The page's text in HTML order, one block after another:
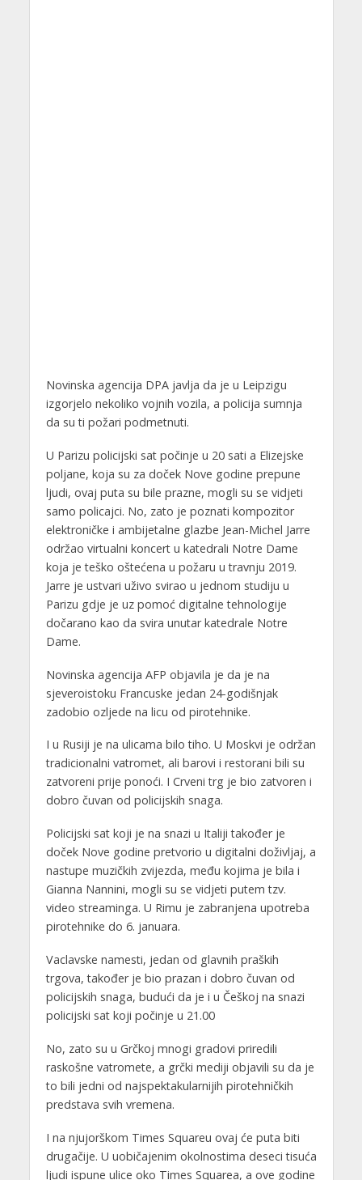
Novinska agencija DPA javlja da je u Leipzigu
izgorjelo nekoliko vojnih vozila, a policija sumnja
da su ti požari podmetnuti.
U Parizu policijski sat počinje u 20 sati a Elizejske
poljane, koja su za doček Nove godine prepune
ljudi, ovaj puta su bile prazne, mogli su se vidjeti
samo policajci. No, zato je poznati kompozitor
elektroničke i ambijetalne glazbe Jean-Michel Jarre
održao virtualni koncert u katedrali Notre Dame
koja je teško oštećena u požaru u travnju 2019.
Jarre je ustvari uživo svirao u jednom studiju u
Parizu gdje je uz pomoć digitalne tehnologije
dočarano kao da svira unutar katedrale Notre
Dame.
Novinska agencija AFP objavila je da je na
sjeveroistoku Francuske jedan 24-godišnjak
zadobio ozljede na licu od pirotehnike.
I u Rusiji je na ulicama bilo tiho. U Moskvi je održan
tradicionalni vatromet, ali barovi i restorani bili su
zatvoreni prije ponoći. I Crveni trg je bio zatvoren i
dobro čuvan od policijskih snaga.
Policijski sat koji je na snazi u Italiji također je
doček Nove godine pretvorio u digitalni doživljaj, a
nastupe muzičkih zvijezda, među kojima je bila i
Gianna Nannini, mogli su se vidjeti putem tzv.
video streaminga. U Rimu je zabranjena upotreba
pirotehnike do 6. januara.
Vaclavske namesti, jedan od glavnih praških
trgova, također je bio prazan i dobro čuvan od
policijskih snaga, budući da je i u Češkoj na snazi
policijski sat koji počinje u 21.00
No, zato su u Grčkoj mnogi gradovi priredili
raskošne vatromete, a grčki mediji objavili su da je
to bili jedni od najspektakularnijih pirotehničkih
predstava svih vremena.
I na njujorškom Times Squareu ovaj će puta biti
drugačije. U uobičajenim okolnostima deseci tisuća
ljudi ispune ulice oko Times Squarea, a ove godine